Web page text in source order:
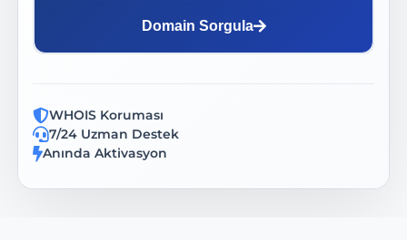
Domain Sorgula
WHOIS Koruması
7/24 Uzman Destek
Anında Aktivasyon